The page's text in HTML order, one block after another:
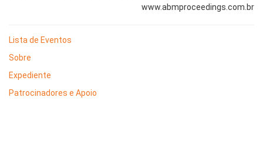
www.abmproceedings.com.br
Lista de Eventos
Sobre
Expediente
Patrocinadores e Apoio